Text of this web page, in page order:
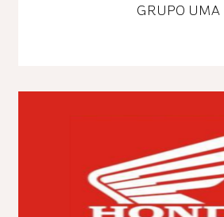
GRUPO UMA